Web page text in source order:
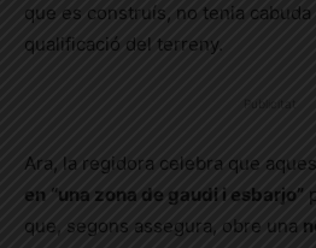
que es construís, no tenia cabuda
qualificació del terreny.
Ara, la regidora celebra que
en “una zona de gaudi i esbarjo”
que, segons assegura, obre una